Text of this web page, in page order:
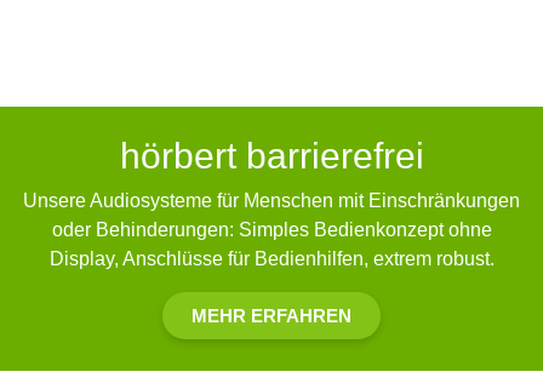
hörbert barrierefrei
Unsere Audiosysteme für Menschen mit Einschränkungen
oder Behinderungen: Simples Bedienkonzept ohne
Display, Anschlüsse für Bedienhilfen, extrem robust.
MEHR ERFAHREN